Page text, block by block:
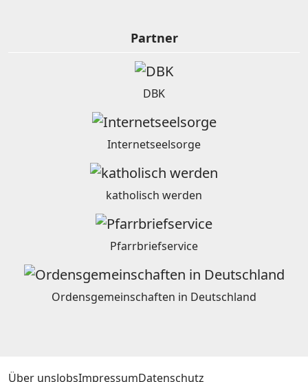
Partner
DBK
Internetseelsorge
katholisch werden
Pfarrbriefservice
Ordensgemeinschaften in Deutschland
Über unsJobsImpressumDatenschutz